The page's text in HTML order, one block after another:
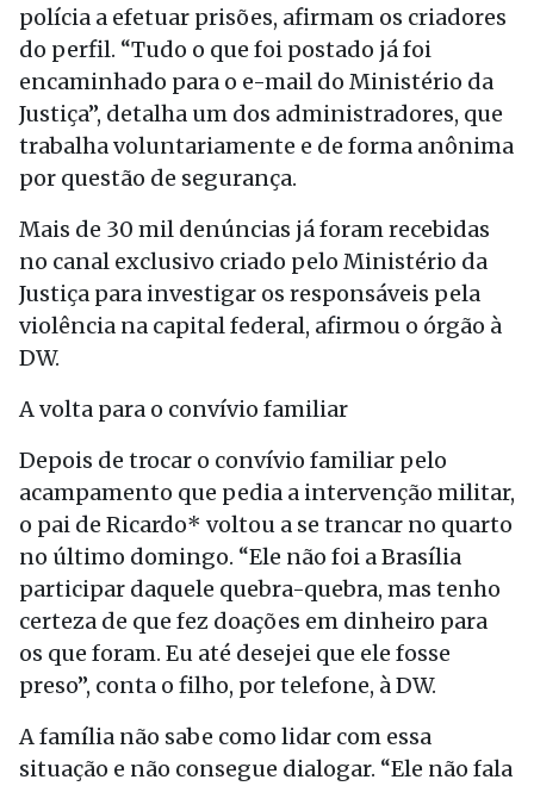
polícia a efetuar prisões, afirmam os criadores
do perfil. “Tudo o que foi postado já foi
encaminhado para o e-mail do Ministério da
Justiça”, detalha um dos administradores, que
trabalha voluntariamente e de forma anônima
por questão de segurança.
Mais de 30 mil denúncias já foram recebidas
no canal exclusivo criado pelo Ministério da
Justiça para investigar os responsáveis pela
violência na capital federal, afirmou o órgão à
DW.
A volta para o convívio familiar
Depois de trocar o convívio familiar pelo
acampamento que pedia a intervenção militar,
o pai de Ricardo* voltou a se trancar no quarto
no último domingo. “Ele não foi a Brasília
participar daquele quebra-quebra, mas tenho
certeza de que fez doações em dinheiro para
os que foram. Eu até desejei que ele fosse
preso”, conta o filho, por telefone, à DW.
A família não sabe como lidar com essa
situação e não consegue dialogar. “Ele não fala